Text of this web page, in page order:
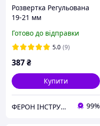
Розвертка Регульована
19-21 мм
Готово до відправки
5.0 (9)
387₴
Купити
ФЕРОН ІНСТРУМЕНТ 99%